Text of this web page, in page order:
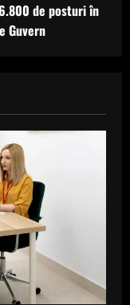
de posturi în
Guvern